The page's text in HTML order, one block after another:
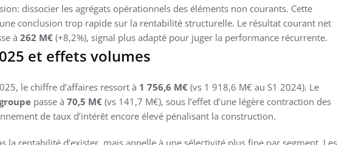
dissocier les agrégats opérationnels des éléments non courants. Cette
conclusion trop rapide sur la rentabilité structurelle. Le résultat courant net
à 262 M€ (+8,2%), signal plus adapté pour juger la performance récurrente.
et effets volumes
le chiffre d’affaires ressort à 1 756,6 M€ (vs 1 918,6 M€ au S1 2024). Le
passe à 70,5 M€ (vs 141,7 M€), sous l’effet d’une légère contraction des
de taux d’intérêt encore élevé pénalisant la construction.
la rentabilité d’exister, mais appelle à une sélectivité plus fine par segment. Les